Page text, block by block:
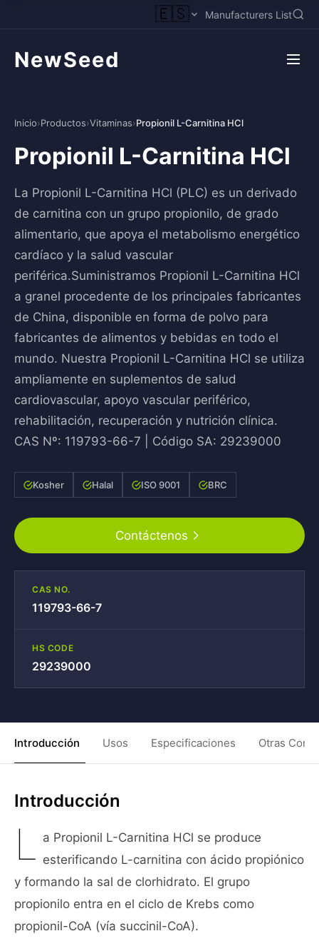
🇪🇸 Manufacturers List
NewSeed
Inicio›Productos›Vitaminas›Propionil L-Carnitina HCl
Propionil L-Carnitina HCl
La Propionil L-Carnitina HCl (PLC) es un derivado
de carnitina con un grupo propionilo, de grado
alimentario, que apoya el metabolismo energético
cardíaco y la salud vascular
periférica.Suministramos Propionil L-Carnitina HCl
a granel procedente de los principales fabricantes
de China, disponible en forma de polvo para
fabricantes de alimentos y bebidas en todo el
mundo. Nuestra Propionil L-Carnitina HCl se utiliza
ampliamente en suplementos de salud
cardiovascular, apoyo vascular periférico,
rehabilitación, recuperación y nutrición clínica.
CAS Nº: 119793-66-7 | Código SA: 29239000
Kosher Halal ISO 9001 BRC
Contáctenos
CAS NO.
119793-66-7
HS CODE
29239000
Introducción Usos Especificaciones Otras
Introducción
L a Propionil L-Carnitina HCl se produce
esterificando L-carnitina con ácido propiónico
y formando la sal de clorhidrato. El grupo
propionilo entra en el ciclo de Krebs como
propionil-CoA (vía succinil-CoA).